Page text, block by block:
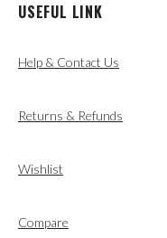
USEFUL LINK
Help & Contact Us
Returns & Refunds
Wishlist
Compare